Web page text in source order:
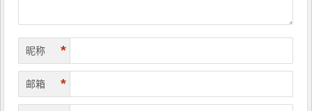
昵称 *
邮箱 *